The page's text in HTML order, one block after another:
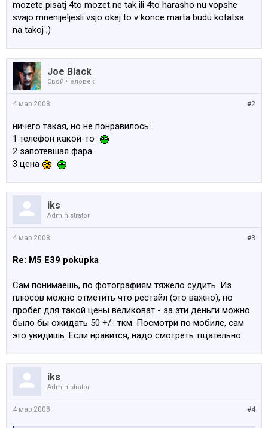
mozete pisatj 4to mozet ne tak ili 4to harasho nu vopshe
svajo mnenije!jesli vsjo okej to v konce marta budu kotatsa
na takoj ;)
Joe Black
Свой человек
#2
4 мар 2008
ничего такая, но не понравилось:
1 телефон какой-то
2 запотевшая фара
3 цена
iks
Administrator
#3
4 мар 2008
Re: M5 E39 pokupka
Сам понимаешь, по фотографиям тяжело судить. Из
плюсов можно отметить что рестайл (это важно), но
пробег для такой цены великоват - за эти деньги можно
было бы ожидать 50 +/- ткм. Посмотри по мобиле, сам
это увидишь. Если нравится, надо смотреть тщательно.
iks
Administrator
#4
4 мар 2008